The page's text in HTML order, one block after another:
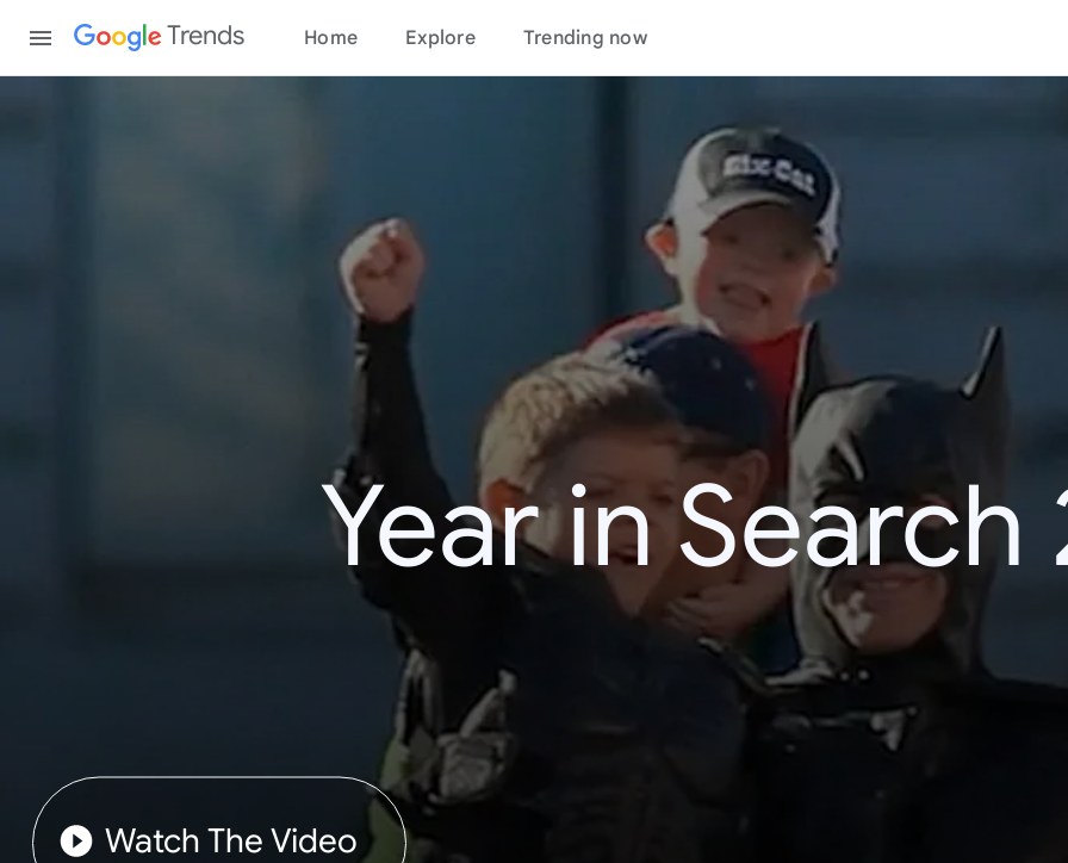
Trends Home Explore Trending now
Year in Search
Watch The Video